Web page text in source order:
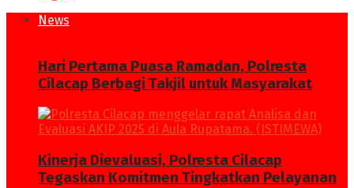
News
Hari Pertama Puasa Ramadan, Polresta
Cilacap Berbagi Takjil untuk Masyarakat
Kinerja Dievaluasi, Polresta Cilacap
Tegaskan Komitmen Tingkatkan Pelayanan